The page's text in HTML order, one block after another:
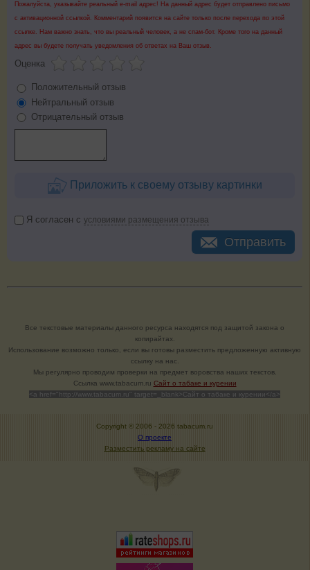
Пожалуйста, указывайте реальный e-mail адрес! На данный адрес будет отправлено письмо
с активационной ссылкой. Комментарий появится на сайте только после перехода по этой
ссылке. Нам важно знать, что вы реальный человек, а не спам-бот. Кроме того на данный
адрес вы будете получать уведомления об ответах на Ваш отзыв.
Оценка
Положительный отзыв
Нейтральный отзыв
Отрицательный отзыв
Приложить к своему отзыву картинки
Я согласен с условиями размещения отзыва
Отправить
Все текстовые материалы данного ресурса находятся под защитой закона о
копирайтах.
Использование возможно только, если вы готовы разместить предложенную активную
ссылку на нас.
Мы регулярно проводим проверки на предмет воровства наших текстов.
Cсылка www.tabacum.ru Сайт о табаке и курении
<a href="http://www.tabacum.ru" target=_blank>Сайт о табаке и курении</a>
Copyright © 2006 - 2026 tabacum.ru
О проекте
Разместить рекламу на сайте